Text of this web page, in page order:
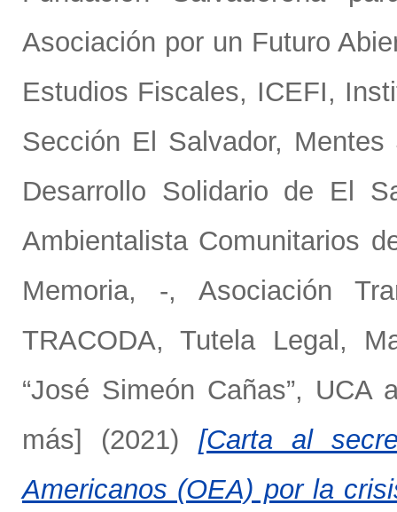
Asociación por un Futuro
Estudios Fiscales, ICEFI,
Sección El Salvador, Mentes
Desarrollo Solidario de El
Ambientalista Comunitarios
Memoria, -, Asociación
TRACODA,Tutela Legal,
“José Simeón Cañas”, UCA
más]
(2021) [Carta al
Americanos (OEA) por la